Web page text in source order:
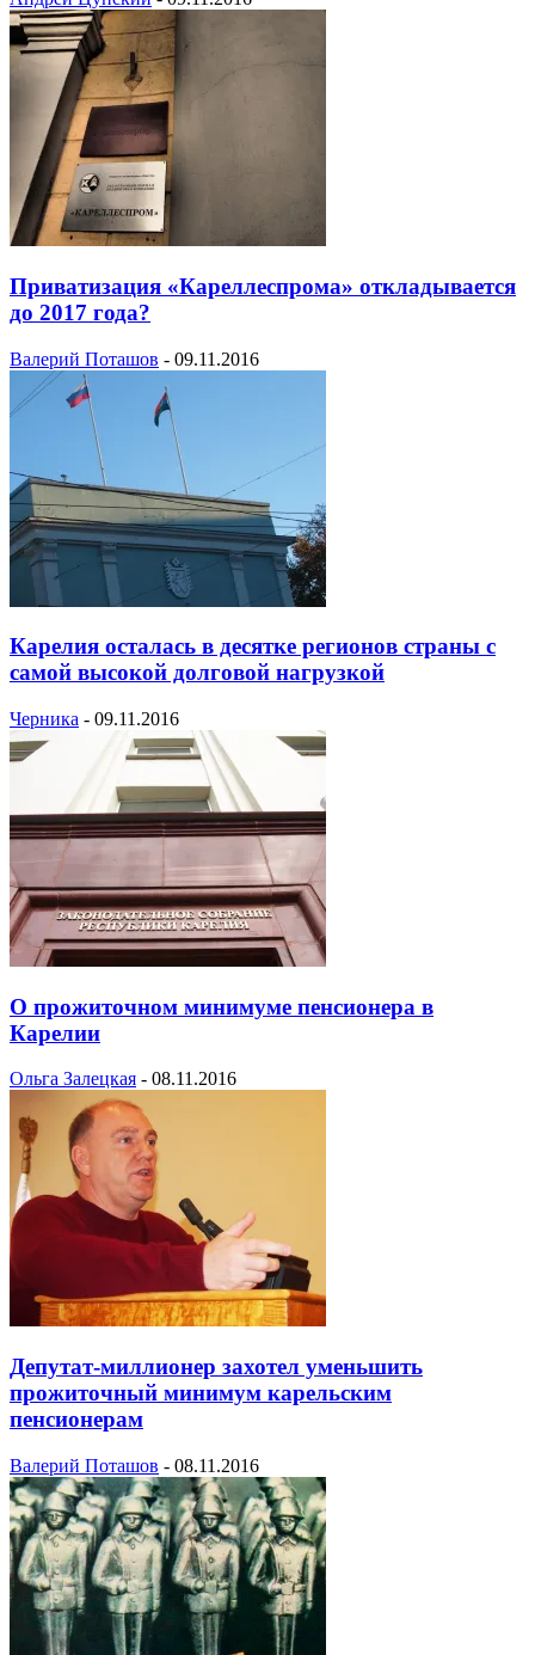
Приватизация «Кареллеспрома» откладывается
до 2017 года?
Валерий Поташов - 09.11.2016
Карелия осталась в десятке регионов страны с
самой высокой долговой нагрузкой
Черника - 09.11.2016
О прожиточном минимуме пенсионера в
Карелии
Ольга Залецкая - 08.11.2016
Депутат-миллионер захотел уменьшить
прожиточный минимум карельским
пенсионерам
Валерий Поташов - 08.11.2016